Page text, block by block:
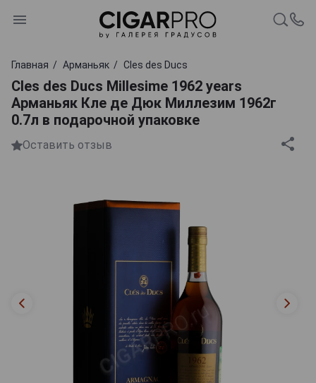
Главная Арманьяк Cles des Ducs
Cles des Ducs Millesime 1962 years
Арманьяк Кле де Дюк Миллезим 1962г
0.7л в подарочной упаковке
Оставить отзыв